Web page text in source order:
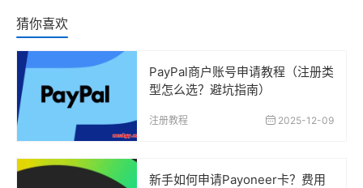
猜你喜欢
PayPal商户账号申请教程（注册类
型怎么选？避坑指南）
注册教程 2025-12-09
新手如何申请Payoneer卡？费用